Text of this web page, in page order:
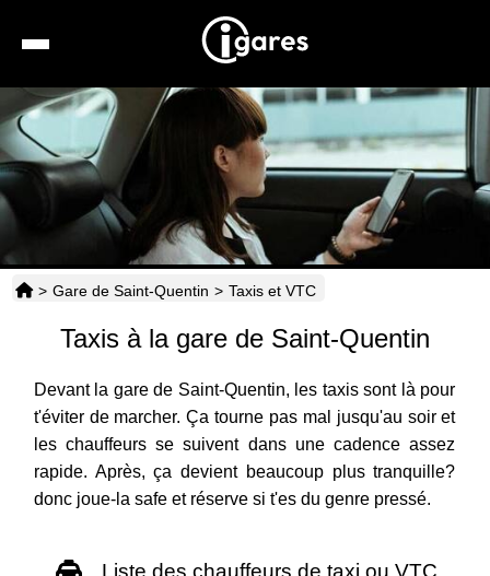
Recherche
Location de voiture
Hôtels
Taxis
> Gare de Saint-Quentin > Taxis et VTC
Taxis à la gare de Saint-Quentin
Devant la gare de Saint-Quentin, les taxis sont là pour
t'éviter de marcher. Ça tourne pas mal jusqu'au soir et
les chauffeurs se suivent dans une cadence assez
rapide. Après, ça devient beaucoup plus tranquille?
donc joue-la safe et réserve si t'es du genre pressé.